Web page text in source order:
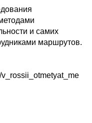
и самих
маршрутов.